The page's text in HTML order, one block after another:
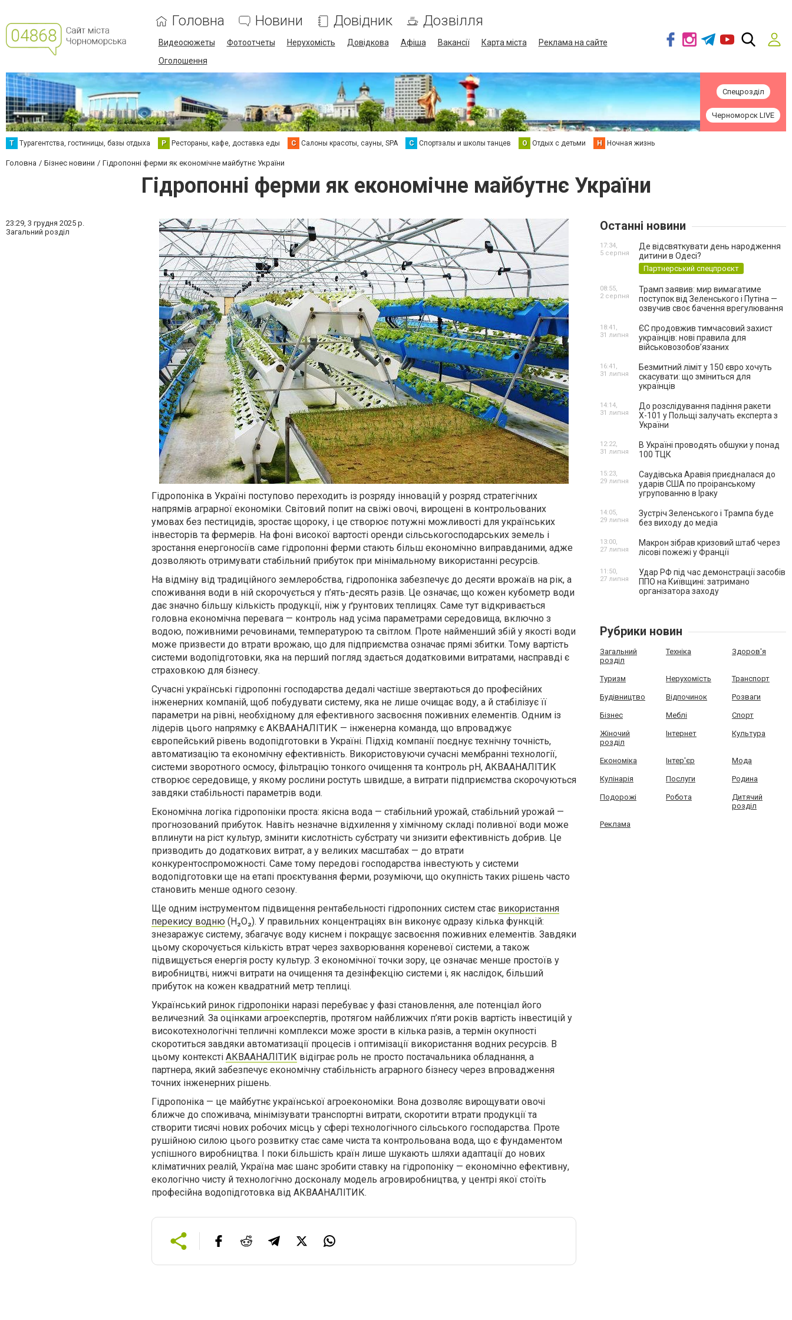
Головна Новини Довідник Дозвілля
Видеосюжеты Фотоотчеты Нерухомість Довідкова Афіша Вакансії Карта міста
Реклама на сайте
Оголошення
Спецрозділ
Черноморск LIVE
Т Турагентства, гостиницы, базы отдыха Р Рестораны, кафе, доставка еды С Салоны красоты, сауны, SPA С Спортзалы и школы танцев О Отдых с детьми Н Ночная жизнь
Головна Бізнес новини Гідропонні ферми як економічне майбутнє України
Гідропонні ферми як економічне майбутнє України
23:29, 3 грудня 2025 р.
Загальний розділ
Гідропоніка в Україні поступово переходить із розряду інновацій у розряд стратегічних
напрямів аграрної економіки. Світовий попит на свіжі овочі, вирощені в контрольованих
умовах без пестицидів, зростає щороку, і це створює потужні можливості для українських
інвесторів та фермерів. На фоні високої вартості оренди сільськогосподарських земель і
зростання енергоносіїв саме гідропонні ферми стають більш економічно виправданими, адже
дозволяють отримувати стабільний прибуток при мінімальному використанні ресурсів.
На відміну від традиційного землеробства, гідропоніка забезпечує до десяти врожаїв на рік, а
споживання води в ній скорочується у п’ять-десять разів. Це означає, що кожен кубометр води
дає значно більшу кількість продукції, ніж у ґрунтових теплицях. Саме тут відкривається
головна економічна перевага — контроль над усіма параметрами середовища, включно з
водою, поживними речовинами, температурою та світлом. Проте найменший збій у якості води
може призвести до втрати врожаю, що для підприємства означає прямі збитки. Тому вартість
системи водопідготовки, яка на перший погляд здається додатковими витратами, насправді є
страховкою для бізнесу.
Сучасні українські гідропонні господарства дедалі частіше звертаються до професійних
інженерних компаній, щоб побудувати систему, яка не лише очищає воду, а й стабілізує її
параметри на рівні, необхідному для ефективного засвоєння поживних елементів. Одним із
лідерів цього напрямку є АКВААНАЛІТИК — інженерна команда, що впроваджує
європейський рівень водопідготовки в Україні. Підхід компанії поєднує технічну точність,
автоматизацію та економічну ефективність. Використовуючи сучасні мембранні технології,
системи зворотного осмосу, фільтрацію тонкого очищення та контроль рН, АКВААНАЛІТИК
створює середовище, у якому рослини ростуть швидше, а витрати підприємства скорочуються
завдяки стабільності параметрів води.
Економічна логіка гідропоніки проста: якісна вода — стабільний урожай, стабільний урожай —
прогнозований прибуток. Навіть незначне відхилення у хімічному складі поливної води може
вплинути на ріст культур, змінити кислотність субстрату чи знизити ефективність добрив. Це
призводить до додаткових витрат, а у великих масштабах — до втрати
конкурентоспроможності. Саме тому передові господарства інвестують у системи
водопідготовки ще на етапі проєктування ферми, розуміючи, що окупність таких рішень часто
становить менше одного сезону.
Ще одним інструментом підвищення рентабельності гідропонних систем стає використання
перекису водню (H₂O₂). У правильних концентраціях він виконує одразу кілька функцій:
знезаражує систему, збагачує воду киснем і покращує засвоєння поживних елементів. Завдяки
цьому скорочується кількість втрат через захворювання кореневої системи, а також
підвищується енергія росту культур. З економічної точки зору, це означає менше простоїв у
виробництві, нижчі витрати на очищення та дезінфекцію системи і, як наслідок, більший
прибуток на кожен квадратний метр теплиці.
Український ринок гідропоніки наразі перебуває у фазі становлення, але потенціал його
величезний. За оцінками агроекспертів, протягом найближчих п’яти років вартість інвестицій у
високотехнологічні тепличні комплекси може зрости в кілька разів, а термін окупності
скоротиться завдяки автоматизації процесів і оптимізації використання водних ресурсів. В
цьому контексті АКВААНАЛІТИК відіграє роль не просто постачальника обладнання, а
партнера, який забезпечує економічну стабільність аграрного бізнесу через впровадження
точних інженерних рішень.
Гідропоніка — це майбутнє української агроекономіки. Вона дозволяє вирощувати овочі
ближче до споживача, мінімізувати транспортні витрати, скоротити втрати продукції та
створити тисячі нових робочих місць у сфері технологічного сільського господарства. Проте
рушійною силою цього розвитку стає саме чиста та контрольована вода, що є фундаментом
успішного виробництва. І поки більшість країн лише шукають шляхи адаптації до нових
кліматичних реалій, Україна має шанс зробити ставку на гідропоніку — економічно ефективну,
екологічно чисту й технологічно досконалу модель агровиробництва, у центрі якої стоїть
професійна водопідготовка від АКВААНАЛІТИК.
Останні новини
Де відсвяткувати день народження
дитини в Одесі?
Партнерський спецпроєкт
17:34,
5 серпня
Трамп заявив: мир вимагатиме
поступок від Зеленського і Путіна —
озвучив своє бачення врегулювання
08:55,
2 серпня
ЄС продовжив тимчасовий захист
українців: нові правила для
військовозобов’язаних
18:41,
31 липня
Безмитний ліміт у 150 євро хочуть
скасувати: що зміниться для
українців
16:41,
31 липня
До розслідування падіння ракети
Х-101 у Польщі залучать експерта з
України
14:14,
31 липня
В Україні проводять обшуки у понад
100 ТЦК
12:22,
31 липня
Саудівська Аравія приєдналася до
ударів США по проіранському
угрупованню в Іраку
15:23,
29 липня
Зустріч Зеленського і Трампа буде
без виходу до медіа
14:05,
29 липня
Макрон зібрав кризовий штаб через
лісові пожежі у Франції
13:00,
27 липня
Удар РФ під час демонстрації засобів
ППО на Київщині: затримано
організатора заходу
11:50,
27 липня
Рубрики новин
Загальний
розділ
Техніка Здоров'я
Туризм Нерухомість Транспорт
Будівництво Відпочинок Розваги
Бізнес Меблі Спорт
Жіночий
розділ
Інтернет Культура
Економіка Інтер'єр Мода
Кулінарія Послуги Родина
Подорожі Робота
Дитячий
розділ
Реклама